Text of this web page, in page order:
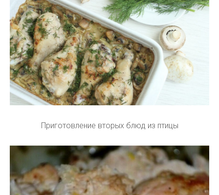
Приготовление вторых блюд из птицы